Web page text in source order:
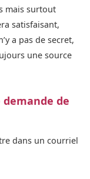
mais surtout
satisfaisant,
a pas de secret,
une source
de
dans un courriel